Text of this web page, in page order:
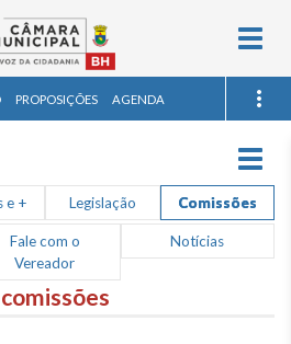
PROPOSIÇÕES AGENDA
e + Legislação Comissões
Fale com o
Vereador
Notícias